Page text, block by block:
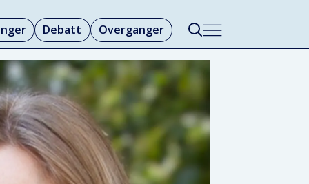
Debatt Overganger